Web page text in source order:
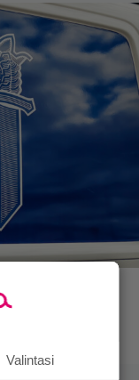
– mies
Valintasi